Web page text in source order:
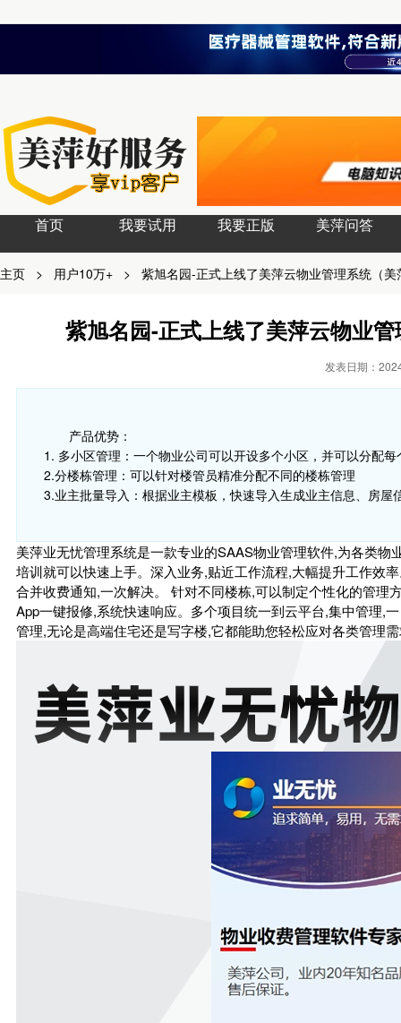
首页 我要试用 我要正版 美萍问答
主页 > 用户10万+ > 紫旭名园-正式上线了美萍云物业管理系统（
紫旭名园-正式上线了美萍云物业
发表日期：
产品优势：
1. 多小区管理：一个物业公司可以开设多个小区，并可以分配
2.分楼栋管理：可以针对楼管员精准分配不同的楼栋管理
3.业主批量导入：根据业主模板，快速导入生成业主信息、房屋
美萍业无忧管理系统是一款专业的SAAS物业管理软件,为各类
培训就可以快速上手。深入业务,贴近工作流程,大幅提升工作效
合并收费通知,一次解决。 针对不同楼栋,可以制定个性化的管理
App一键报修,系统快速响应。多个项目统一到云平台,集中管理,
管理,无论是高端住宅还是写字楼,它都能助您轻松应对各类管理